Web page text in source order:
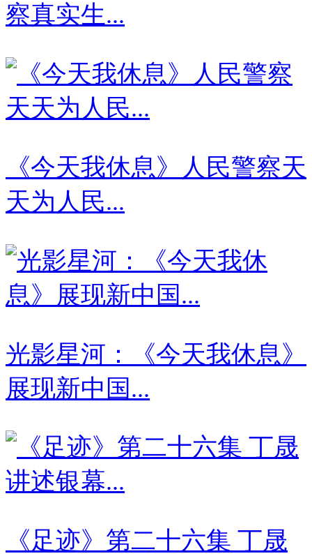
察真实生...
《今天我休息》人民警察天
天为人民...
光影星河：《今天我休息》
展现新中国...
《足迹》第二十六集 丁晟